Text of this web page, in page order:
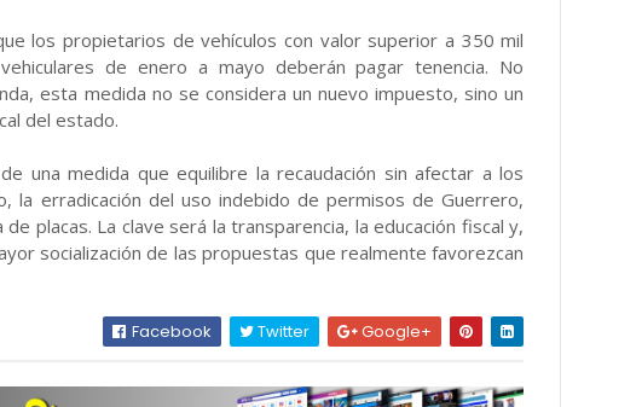
los propietarios de vehículos con valor superior a 350 mil
de enero a mayo deberán pagar tenencia. No
esta medida no se considera un nuevo impuesto, sino un
del estado.
una medida que equilibre la recaudación sin afectar a los
la erradicación del uso indebido de permisos de Guerrero,
placas. La clave será la transparencia, la educación fiscal y,
socialización de las propuestas que realmente favorezcan
Facebook Twitter Google+